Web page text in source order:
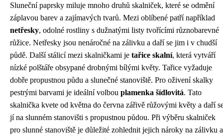
Sluneční paprsky miluje mnoho druhů skalniček, které se odmění
záplavou barev a zajímavých tvarů. Mezi oblíbené patří například
netřesky, odolné rostliny s dužnatými listy tvořícími různobarevné
růžice. Netřesky jsou nenáročné na zálivku a daří se jim i v chudší
půdě. Další stálicí mezi skalničkami je tařice skalní, která vytváří
nízké polštáře obsypané drobnými bílými květy. Tařice vyžaduje
dobře propustnou půdu a slunečné stanoviště. Pro oživení skalky
pestrými barvami je ideální volbou plamenka šídlovitá. Tato
skalnička kvete od května do června zářivě růžovými květy a daří
jí na slunném stanovišti s propustnou půdou. Při výběru skalniček
pro slunné stanoviště je důležité zohlednit jejich nároky na zálivku a